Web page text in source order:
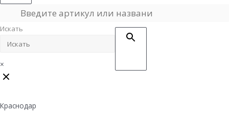
Искать
×
Краснодар